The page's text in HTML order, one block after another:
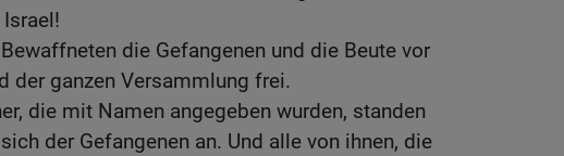
die Gefangenen und die Beute vor
der ganzen Versammlung frei.
die mit Namen angegeben wurden, standen
der Gefangenen an. Und alle von ihnen, die